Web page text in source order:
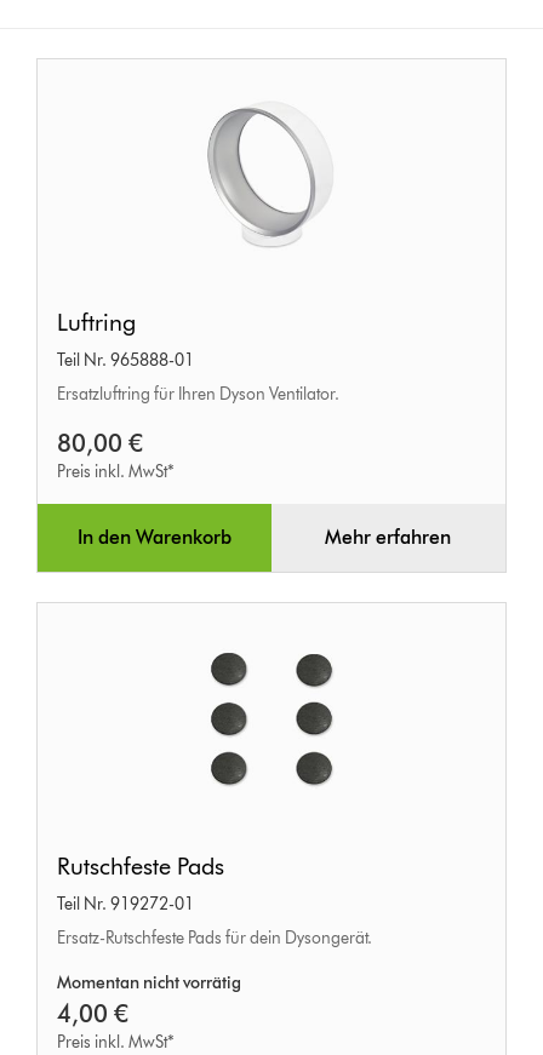
Luftring
Teil Nr. 965888-01
Ersatzluftring für Ihren Dyson Ventilator.
80,00 €
Preis inkl. MwSt*
In den Warenkorb Mehr erfahren
Pads
Rutschfeste Pads
Teil Nr. 919272-01
Ersatz-Rutschfeste Pads für dein Dysongerät.
Momentan nicht vorrätig
4,00 €
Preis inkl. MwSt*